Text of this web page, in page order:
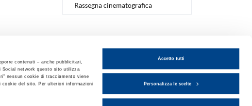
contenuti – anche pubblicitari,
Social network questo sito utilizza
nessun cookie di tracciamento viene
cookie del sito. Per ulteriori informazioni
Accetto tutti
Personalizza le scelte
Rassegna cinematografica